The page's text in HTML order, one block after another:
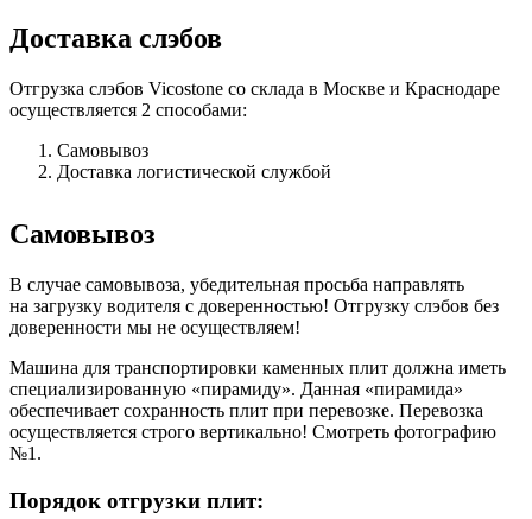
Доставка слэбов
Отгрузка слэбов Vicostone со склада в Москве и Краснодаре
осуществляется 2 способами:
Самовывоз
Доставка логистической службой
Самовывоз
В случае самовывоза, убедительная просьба направлять
на загрузку водителя с доверенностью! Отгрузку слэбов без
доверенности мы не осуществляем!
Машина для транспортировки каменных плит должна иметь
специализированную «пирамиду». Данная «пирамида»
обеспечивает сохранность плит при перевозке. Перевозка
осуществляется строго вертикально! Смотреть фотографию
№1.
Порядок отгрузки плит: